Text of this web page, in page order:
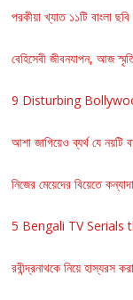
পরকীয়া খ্যাত ১১টি বাংলা ছবি
বেহিসেবী জীবনযাপন, আজ
9 Disturbing
আশা জাগিয়েও ব্যর্থ যে নয়টি
নিজের মেয়েদের বিয়েতে
5 Bengali TV Serials
রবীন্দ্রনাথকে নিয়ে হাস্যরস